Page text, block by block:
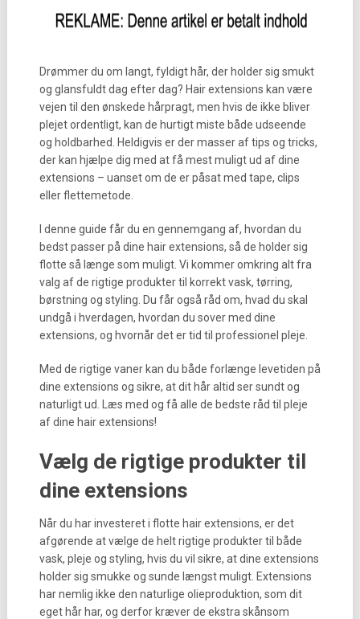
Drømmer du om langt, fyldigt hår, der holder sig smukt
og glansfuldt dag efter dag? Hair extensions kan være
vejen til den ønskede hårpragt, men hvis de ikke bliver
plejet ordentligt, kan de hurtigt miste både udseende
og holdbarhed. Heldigvis er der masser af tips og tricks,
der kan hjælpe dig med at få mest muligt ud af dine
extensions – uanset om de er påsat med tape, clips
eller flettemetode.
I denne guide får du en gennemgang af, hvordan du
bedst passer på dine hair extensions, så de holder sig
flotte så længe som muligt. Vi kommer omkring alt fra
valg af de rigtige produkter til korrekt vask, tørring,
børstning og styling. Du får også råd om, hvad du skal
undgå i hverdagen, hvordan du sover med dine
extensions, og hvornår det er tid til professionel pleje.
Med de rigtige vaner kan du både forlænge levetiden på
dine extensions og sikre, at dit hår altid ser sundt og
naturligt ud. Læs med og få alle de bedste råd til pleje
af dine hair extensions!
Vælg de rigtige produkter til
dine extensions
Når du har investeret i flotte hair extensions, er det
afgørende at vælge de helt rigtige produkter til både
vask, pleje og styling, hvis du vil sikre, at dine extensions
holder sig smukke og sunde længst muligt. Extensions
har nemlig ikke den naturlige olieproduktion, som dit
eget hår har, og derfor kræver de ekstra skånsom